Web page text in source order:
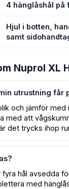
4 hänglåshål på
Hjul i botten,
samt
Nuprol XL
utrustning får
och jämför med
med att
det trycks ihop
hål avsedda
med